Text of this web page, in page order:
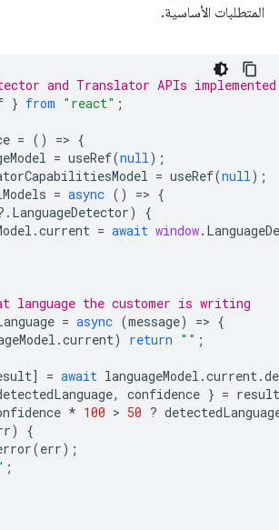
المتطلبات الأساسية.
and Translator APIs
} from "react" ;
= () => {
= useRef(null);
= useRef(null);
= async () => {
. LanguageDetector)
{
.current = await window.
language the customer is writing
= async (message) => {
.current) return "" ;
] = await languageModel .current.
, confidence } = result
* 100 > 50 ?
)
{
(err);
;